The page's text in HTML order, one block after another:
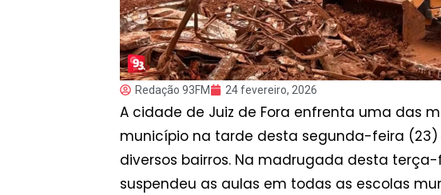
Redação 93FM 24 fevereiro, 2026
A cidade de Juiz de Fora enfrenta uma das
município na tarde desta segunda-feira (23)
diversos bairros. Na madrugada desta
suspendeu as aulas em todas as escolas